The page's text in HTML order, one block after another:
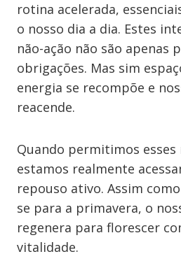
rotina acelerada,
o nosso dia a dia. Estes
não-ação não são apenas
obrigações. Mas sim
energia se recompõe e
reacende.
Quando permitimos
estamos realmente
repouso ativo. Assim
se para a primavera, o
regenera para florescer
vitalidade.